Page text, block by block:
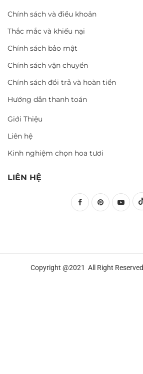
Chính sách và điều khoản
Thắc mắc và khiếu nại
Chính sách bảo mật
Chính sách vận chuyển
Chính sách đổi trả và hoàn tiền
Hướng dẫn thanh toán
Giới Thiệu
Liên hệ
Kinh nghiệm chọn hoa tươi
LIÊN HỆ
Copyright @2021 All Right Reserved